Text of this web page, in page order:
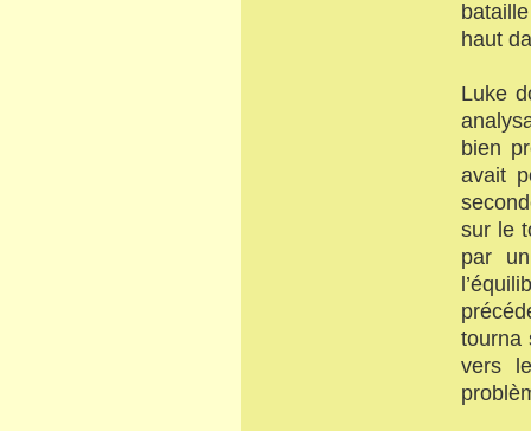
haut
Luke
bien
avait
sur le
par
tourna
vers